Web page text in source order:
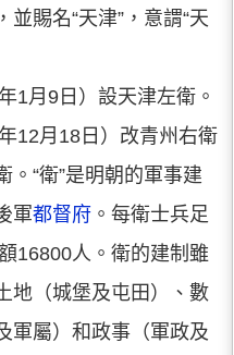
賜名“天津”，意謂“天
1月9日）設天津左衛。
12月18日）改青州右衛
。“衛”是明朝的軍事建
軍都督府 。每衛士兵足
16800人。衛的建制雖
地（城堡及屯田）、數
軍屬）和政事（軍政及